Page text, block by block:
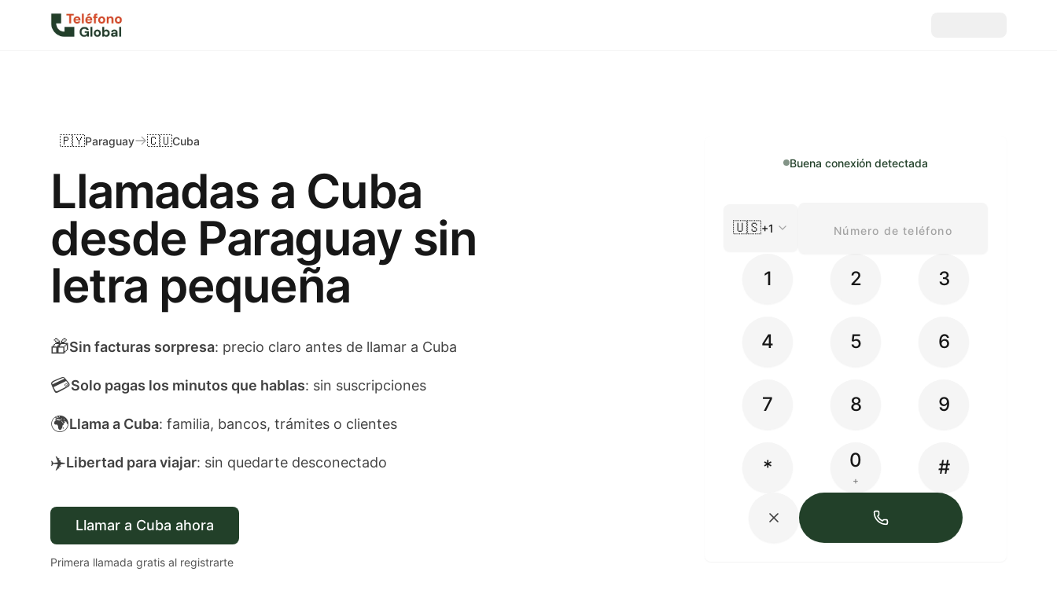
Llamadas a Cuba
desde Paraguay sin
letra pequeña
🇵🇾Paraguay 🇨🇺Cuba
🎁Sin facturas sorpresa: precio claro antes de llamar a Cuba
💳Solo pagas los minutos que hablas: sin suscripciones
🌍Llama a Cuba: familia, bancos, trámites o clientes
✈️Libertad para viajar: sin quedarte desconectado
Llamar a Cuba ahora
Primera llamada gratis al registrarte
Buena conexión detectada
🇺🇸+1
1 2 3
4 5 6
7 8 9
* 0
+
#